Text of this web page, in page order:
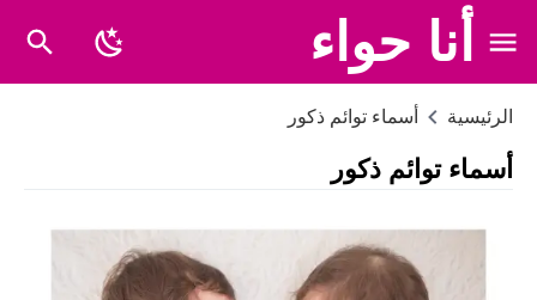
أنا حواء
الرئيسية أسماء توائم ذكور
أسماء توائم ذكور